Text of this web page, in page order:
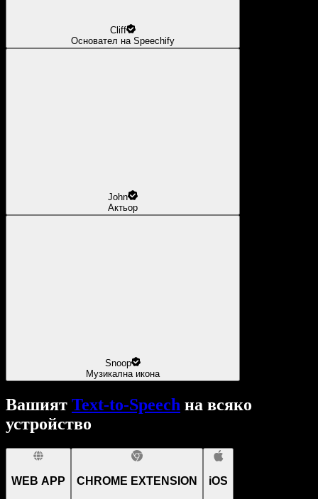
Cliff
Основател на Speechify
John
Актьор
Snoop
Музикална икона
Вашият Text-to-Speech на всяко
устройство
WEB APP CHROME EXTENSION iOS